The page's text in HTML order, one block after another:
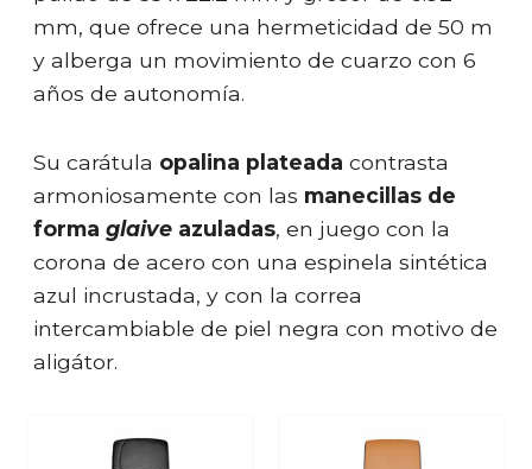
mm, que ofrece una hermeticidad de 50 m
y alberga un movimiento de cuarzo con 6
años de autonomía.
Su carátula opalina plateada contrasta
armoniosamente con las manecillas de
forma glaive azuladas, en juego con la
corona de acero con una espinela sintética
azul incrustada, y con la correa
intercambiable de piel negra con motivo de
aligátor.